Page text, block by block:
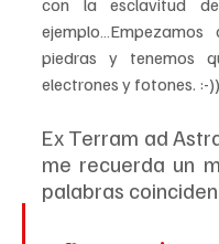
con la esclavitud
piedras y tenemos
electrones y fotones. :-))
Ex Terram ad
me recuerda un
palabras